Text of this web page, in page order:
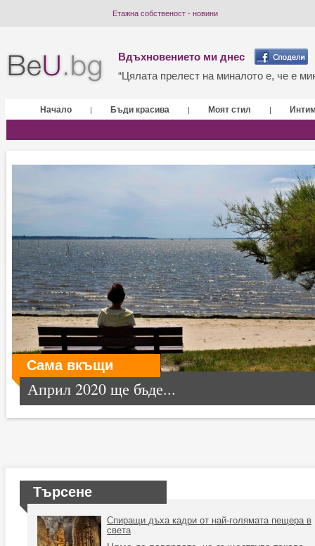
Етажна собственост - новини
Вдъхновението ми днес
“Цялата прелест на миналото е, че е
Начало | Бъди красива | Моят стил |
Сама вкъщи
Април 2020 ще бъде...
Търсене
Спиращи дъха кадри от най-голямата пещера в
света